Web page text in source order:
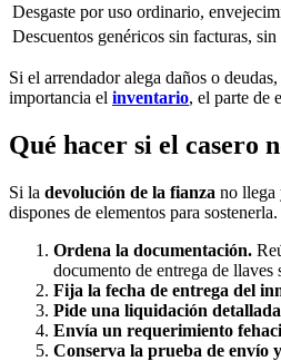
Desgaste por uso ordinario,
Descuentos genéricos sin facturas,
Si el arrendador alega daños o deudas,
importancia el inventario, el parte de
Qué hacer si el casero
Si la devolución de la fianza no llega
dispones de elementos para sostenerla.
Ordena la documentación.
documento de entrega de llaves
Fija la fecha de entrega del
Pide una liquidación
Envía un requerimiento
Conserva la prueba de envío